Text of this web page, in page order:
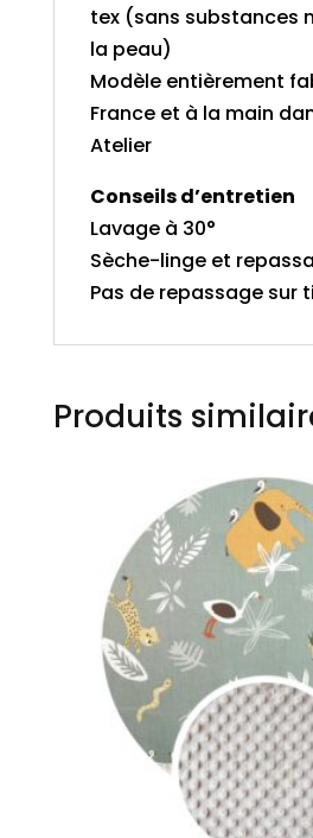
tex (sans substances
la peau)
Modèle entièrement
France et à la main
Atelier
Conseils d’entretien
Lavage à 30°
Sèche-linge et
Pas de repassage sur
Produits